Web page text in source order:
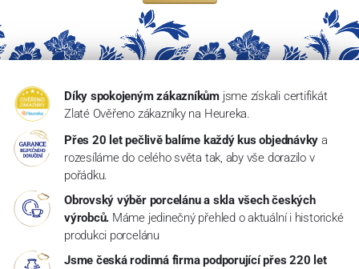
Díky spokojeným zákazníkům jsme získali certifikát
Zlaté Ověřeno zákazníky na Heureka.
Přes 20 let pečlivě balíme každý kus objednávky a
rozesíláme do celého světa tak, aby vše dorazilo v
pořádku.
Obrovský výběr porcelánu a skla všech českých
výrobců. Máme jedinečný přehled o aktuální i historické
produkci porcelánu
Jsme česká rodinná firma podporující přes 220 let